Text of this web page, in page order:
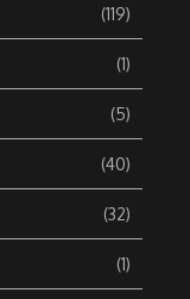
(119)
(1)
(5)
(40)
(32)
(1)